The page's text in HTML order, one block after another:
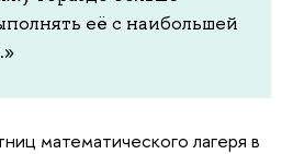
её с наибольшей
математического лагеря в